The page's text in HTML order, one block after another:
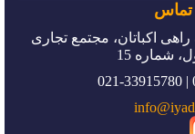
تماس
راهی اکباتان، مجتمع تجاری
شماره 15